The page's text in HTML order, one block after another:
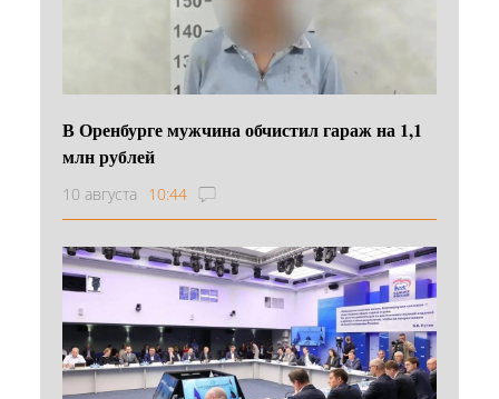
В Оренбурге мужчина обчистил гараж на 1,1
млн рублей
10 августа 10:44